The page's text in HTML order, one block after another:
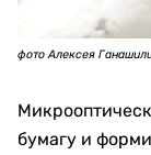
фото Алексея
бумагу и